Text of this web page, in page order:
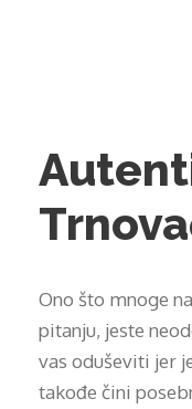
Ono što mnoge
pitanju, jeste
vas oduševiti jer
takođe čini